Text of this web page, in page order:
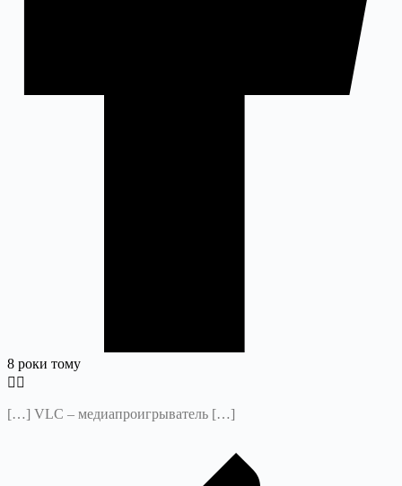
8 роки тому
[…] VLC – медиапроигрыватель […]